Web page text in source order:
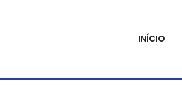
INÍCIO